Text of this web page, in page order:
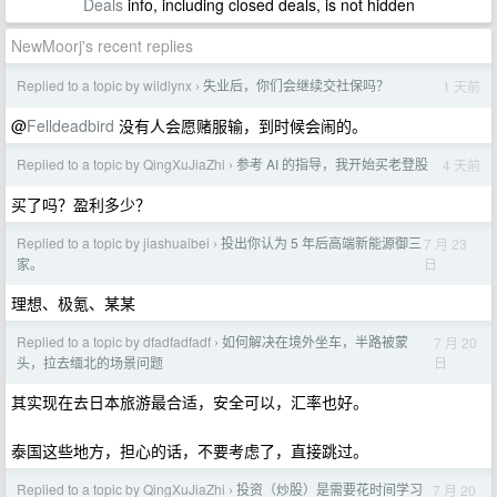
Dealsinfo, including closed deals, is not hidden
NewMoorj's recent replies
Replied to a topic by wildlynx › 失业后，你们会继续交社保吗？ 1 天前
@Felldeadbird 没有人会愿赌服输，到时候会闹的。
Replied to a topic by QingXuJiaZhi › 参考 AI 的指导，我开始买老登股 4 天前
买了吗？盈利多少？
Replied to a topic by jiashuaibei › 投出你认为 5 年后高端新能源御三
家。
7 月 23
日
理想、极氪、某某
Replied to a topic by dfadfadfadf › 如何解决在境外坐车，半路被蒙
头，拉去缅北的场景问题
7 月 20
日
其实现在去日本旅游最合适，安全可以，汇率也好。
泰国这些地方，担心的话，不要考虑了，直接跳过。
Replied to a topic by QingXuJiaZhi › 投资（炒股）是需要花时间学习 7 月 20